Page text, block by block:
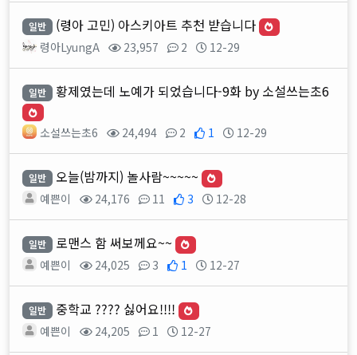
일반 (령아 고민) 아스키아트 추천 받습니다
령아LyungA 23,957 2 12-29
일반 황제였는데 노예가 되었습니다-9화 by 소설쓰는초6
소설쓰는초6 24,494 2 1 12-29
일반 오늘(밤까지) 놀사람~~~~~
예쁜이 24,176 11 3 12-28
일반 로맨스 함 써보께요~~
예쁜이 24,025 3 1 12-27
일반 중학교 ???? 싫어요!!!!
예쁜이 24,205 1 12-27